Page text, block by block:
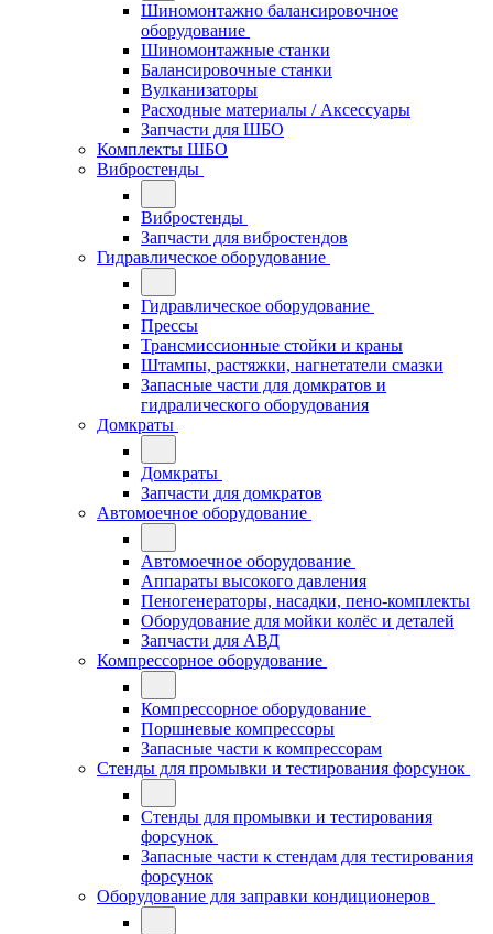
Шиномонтажно балансировочное
оборудование
Шиномонтажные станки
Балансировочные станки
Вулканизаторы
Расходные материалы / Аксессуары
Запчасти для ШБО
Комплекты ШБО
Вибростенды
Вибростенды
Запчасти для вибростендов
Гидравлическое оборудование
Гидравлическое оборудование
Прессы
Трансмиссионные стойки и краны
Штампы, растяжки, нагнетатели смазки
Запасные части для домкратов и
гидралического оборудования
Домкраты
Домкраты
Запчасти для домкратов
Автомоечное оборудование
Автомоечное оборудование
Аппараты высокого давления
Пеногенераторы, насадки, пено-комплекты
Оборудование для мойки колёс и деталей
Запчасти для АВД
Компрессорное оборудование
Компрессорное оборудование
Поршневые компрессоры
Запасные части к компрессорам
Стенды для промывки и тестирования форсунок
Стенды для промывки и тестирования
форсунок
Запасные части к стендам для тестирования
форсунок
Оборудование для заправки кондиционеров